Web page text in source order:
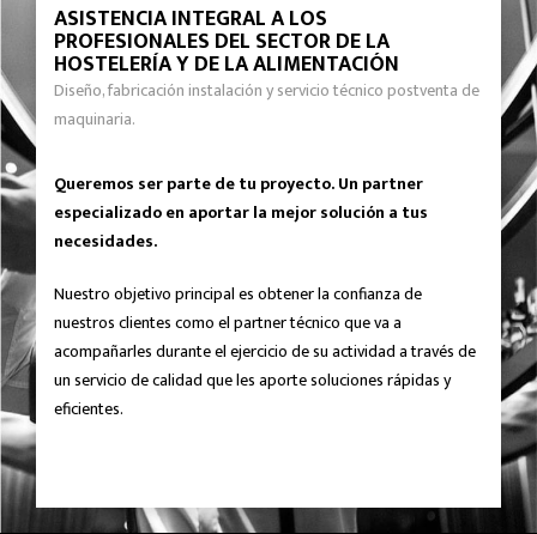
ASISTENCIA INTEGRAL A LOS
PROFESIONALES DEL SECTOR DE LA
HOSTELERÍA Y DE LA ALIMENTACIÓN
Diseño, fabricación instalación y servicio técnico postventa de
maquinaria.
Queremos ser parte de tu proyecto. Un partner
especializado en aportar la mejor solución a tus
necesidades.
Nuestro objetivo principal es obtener la confianza de
nuestros clientes como el partner técnico que va a
acompañarles durante el ejercicio de su actividad a través de
un servicio de calidad que les aporte soluciones rápidas y
eficientes.